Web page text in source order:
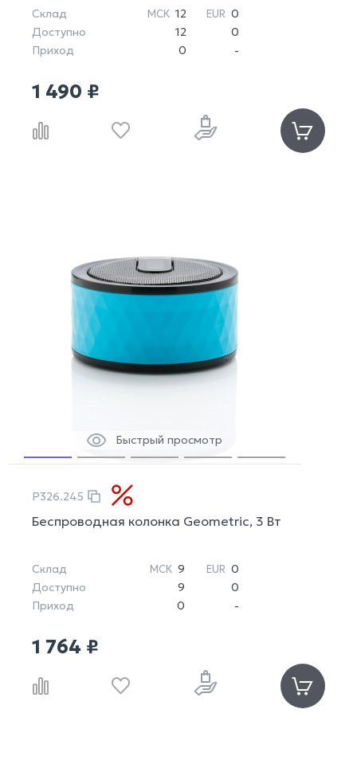
Склад МСК 12 EUR 0
Доступно
12
0
Приход
0 -
1 490 ₽
Быстрый просмотр
P326.245
Беспроводная колонка Geometric, 3 Вт
Склад МСК 9 EUR 0
Доступно
9
0
Приход
0 -
1 764 ₽